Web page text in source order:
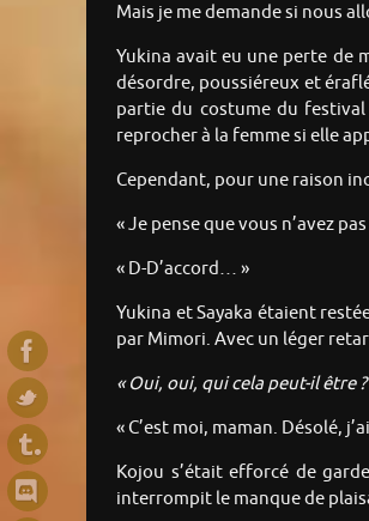
Mais je me demande si nous
Yukina avait eu une perte de
désordre, poussiéreux et
partie du costume du
reprocher à la femme si elle
Cependant, pour une raison
« Je pense que vous n’avez
« D-D’accord… »
Yukina et Sayaka étaient
par Mimori. Avec un léger
« Oui, oui, qui cela peut-il être ?
« C’est moi, maman. Désolé,
Kojou s’était efforcé de
interrompit le manque de